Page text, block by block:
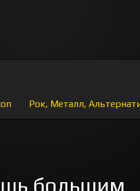
Рок, Металл,
большим